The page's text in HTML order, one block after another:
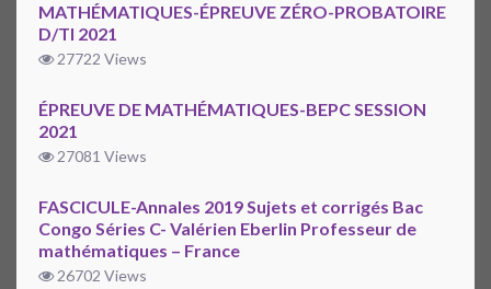
MATHÉMATIQUES-ÉPREUVE ZÉRO-PROBATOIRE
D/TI 2021
27722 Views
ÉPREUVE DE MATHÉMATIQUES-BEPC SESSION
2021
27081 Views
FASCICULE-Annales 2019 Sujets et corrigés Bac
Congo Séries C- Valérien Eberlin Professeur de
mathématiques – France
26702 Views